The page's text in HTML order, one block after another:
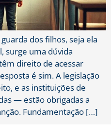
dos filhos, seja ela
surge uma dúvida
direito de acessar
é sim. A legislação
e as instituições de
— estão obrigadas a
Fundamentação […]